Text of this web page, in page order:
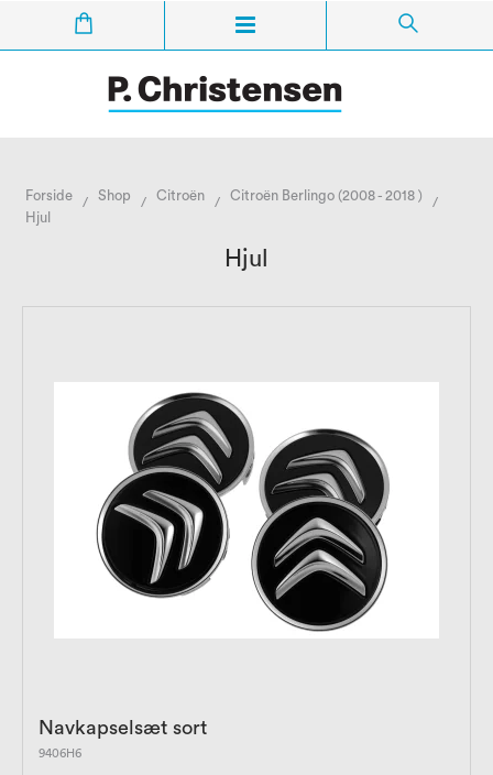
Forside / Shop / Citroën / Citroën Berlingo (2008 - 2018 ) /
Hjul
Hjul
Navkapselsæt sort
9406H6